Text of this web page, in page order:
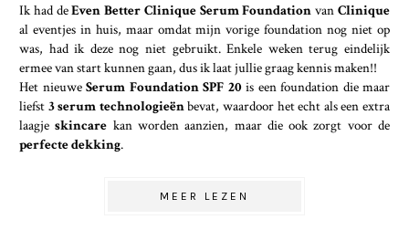
Ik had deEven Better Clinique Serum Foundation vanClinique
al eventjes in huis, maar omdat mijn vorige foundation nog niet op
was, had ik deze nog niet gebruikt. Enkele weken terug eindelijk
ermee van start kunnen gaan, dus ik laat jullie graag kennis maken!!
Het nieuwe Serum Foundation SPF 20is een foundation die maar
liefst 3 serum technologieënbevat, waardoor het echt als een extra
laagjeskincare kan worden aanzien, maar die ook zorgt voor de
perfecte dekking.
MEER LEZEN